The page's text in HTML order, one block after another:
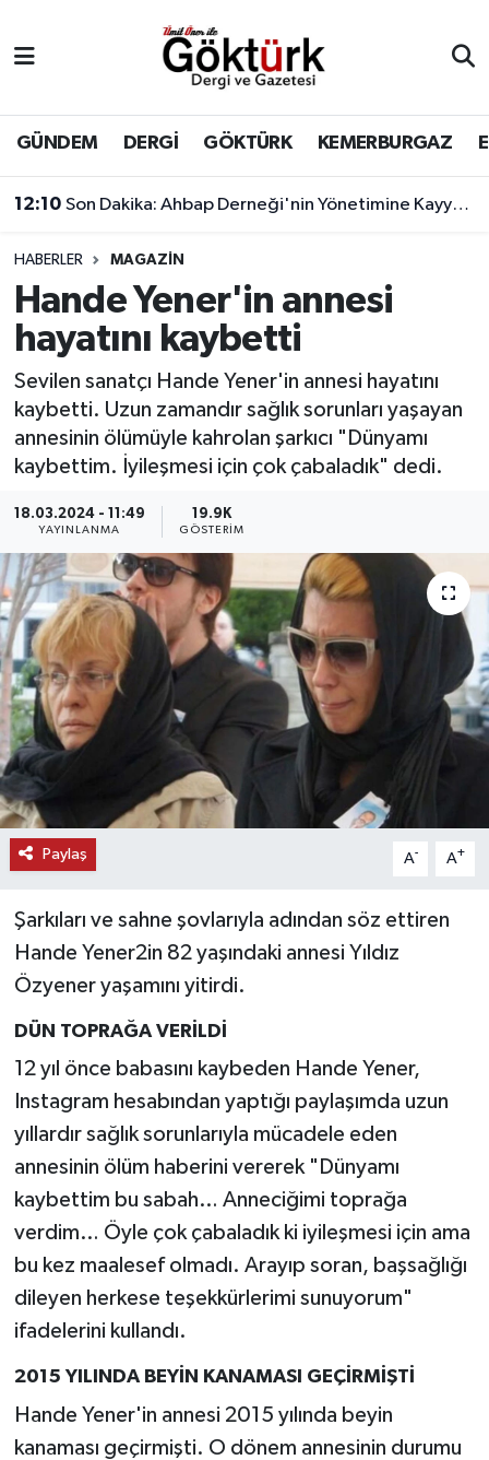
GÜNDEM DERGİ GÖKTÜRK KEMERBURGAZ
12:10 Son Dakika: Ahbap Derneği'nin Yönetimine Kayyum Atandı
HABERLER MAGAZİN
Hande Yener'in annesi
hayatını kaybetti
Sevilen sanatçı Hande Yener'in annesi hayatını
kaybetti. Uzun zamandır sağlık sorunları yaşayan
annesinin ölümüyle kahrolan şarkıcı "Dünyamı
kaybettim. İyileşmesi için çok çabaladık" dedi.
18.03.2024 - 11:49
YAYINLANMA
19.9K
GÖSTERIM
Paylaş A- A+
Şarkıları ve sahne şovlarıyla adından söz ettiren
Hande Yener2in 82 yaşındaki annesi Yıldız
Özyener yaşamını yitirdi.
DÜN TOPRAĞA VERİLDİ
12 yıl önce babasını kaybeden Hande Yener,
Instagram hesabından yaptığı paylaşımda uzun
yıllardır sağlık sorunlarıyla mücadele eden
annesinin ölüm haberini vererek "Dünyamı
kaybettim bu sabah… Anneciğimi toprağa
verdim… Öyle çok çabaladık ki iyileşmesi için ama
bu kez maalesef olmadı. Arayıp soran, başsağlığı
dileyen herkese teşekkürlerimi sunuyorum"
ifadelerini kullandı.
2015 YILINDA BEYİN KANAMASI GEÇİRMİŞTİ
Hande Yener'in annesi 2015 yılında beyin
kanaması geçirmişti. O dönem annesinin durumu
BİLİM
DERGİ
DÜNYA
EĞİTİM
EKONOMİ
GÖKTÜRK
GÜNDEM
KEMERBURGAZ
KÜLTÜR - SANAT
MAGAZİN
ÖZEL HABER
SAĞLIK
TEKNOLOJİ
TİCARET
Eyüpsultan Hava Durumu
Eyüpsultan Trafik Yoğunluk Haritası
Süper Lig Puan Durumu ve Fikstür
Tüm Manşetler
Son Dakika Haberleri
Haber Arşivi